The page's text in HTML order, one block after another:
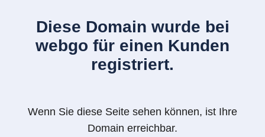
Diese Domain wurde bei
webgo für einen Kunden
registriert.
Wenn Sie diese Seite sehen können, ist Ihre
Domain erreichbar.